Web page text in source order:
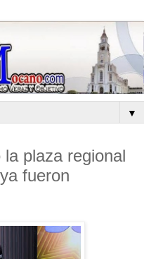
▼
plaza regional
fueron